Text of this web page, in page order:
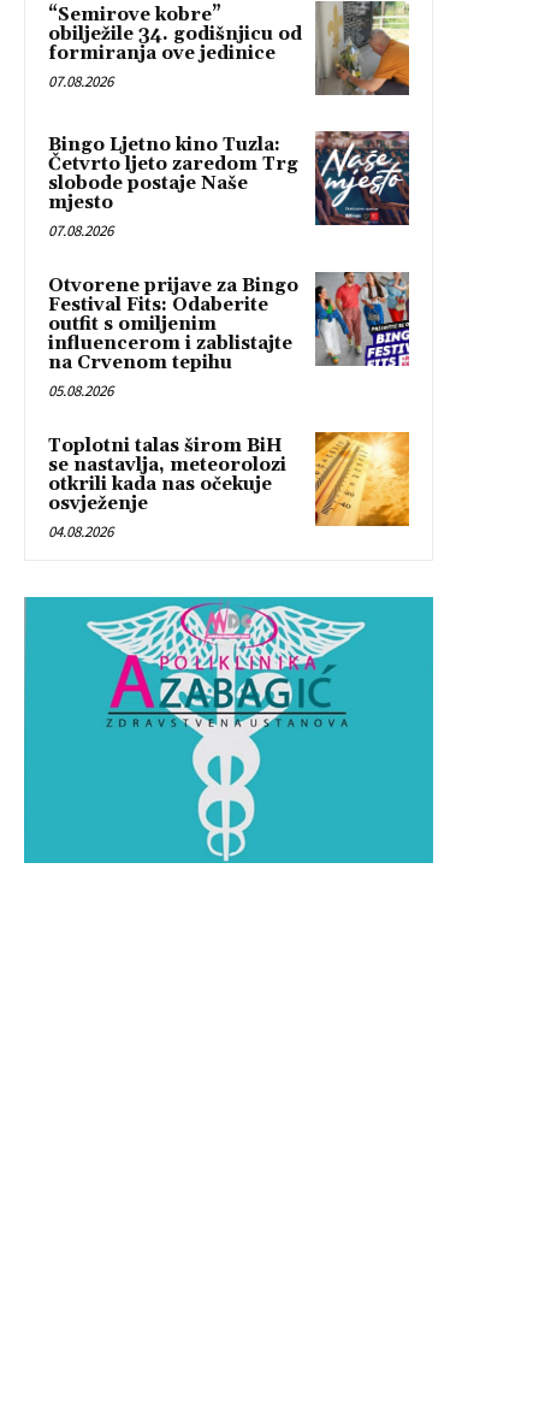
“Semirove kobre”
obilježile 34. godišnjicu od
formiranja ove jedinice
07.08.2026
Bingo Ljetno kino Tuzla:
Četvrto ljeto zaredom Trg
slobode postaje Naše
mjesto
07.08.2026
Otvorene prijave za Bingo
Festival Fits: Odaberite
outfit s omiljenim
influencerom i zablistajte
na Crvenom tepihu
05.08.2026
Toplotni talas širom BiH
se nastavlja, meteorolozi
otkrili kada nas očekuje
osvježenje
04.08.2026